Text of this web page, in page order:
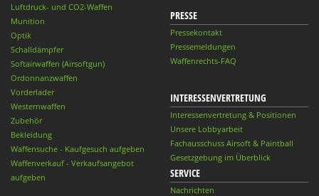
Luftdruck- und CO2-Waffen
Munition
Optik
Schalldämpfer
Softairwaffen (Airsoftgun)
Ordonnanzwaffen
Vorderlader
Westernwaffen
Zubehör
Bekleidung
Waffensuche - Kaufgesuch aufgeben
Waffenverkauf - Verkaufsangebot
aufgeben
PRESSE
Pressekontakt
Pressemeldungen
Waffenrechts-FAQ
INTERESSENVERTRETUNG
Interessenvertretung & Positionen
Unsere Lobbyarbeit
Fachausschuss Airsoft & Paintball
Gesetzgebung im Überblick
SERVICE
Nachrichten